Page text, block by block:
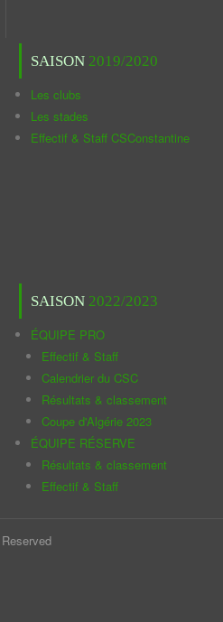
SAISON 2019/2020
Les clubs
Les stades
Effectif & Staff CSConstantine
SAISON 2022/2023
ÉQUIPE PRO
Effectif & Staff
Calendrier du CSC
Résultats & classement
Coupe d'Algérie 2023
ÉQUIPE RÉSERVE
Résultats & classement
Effectif & Staff